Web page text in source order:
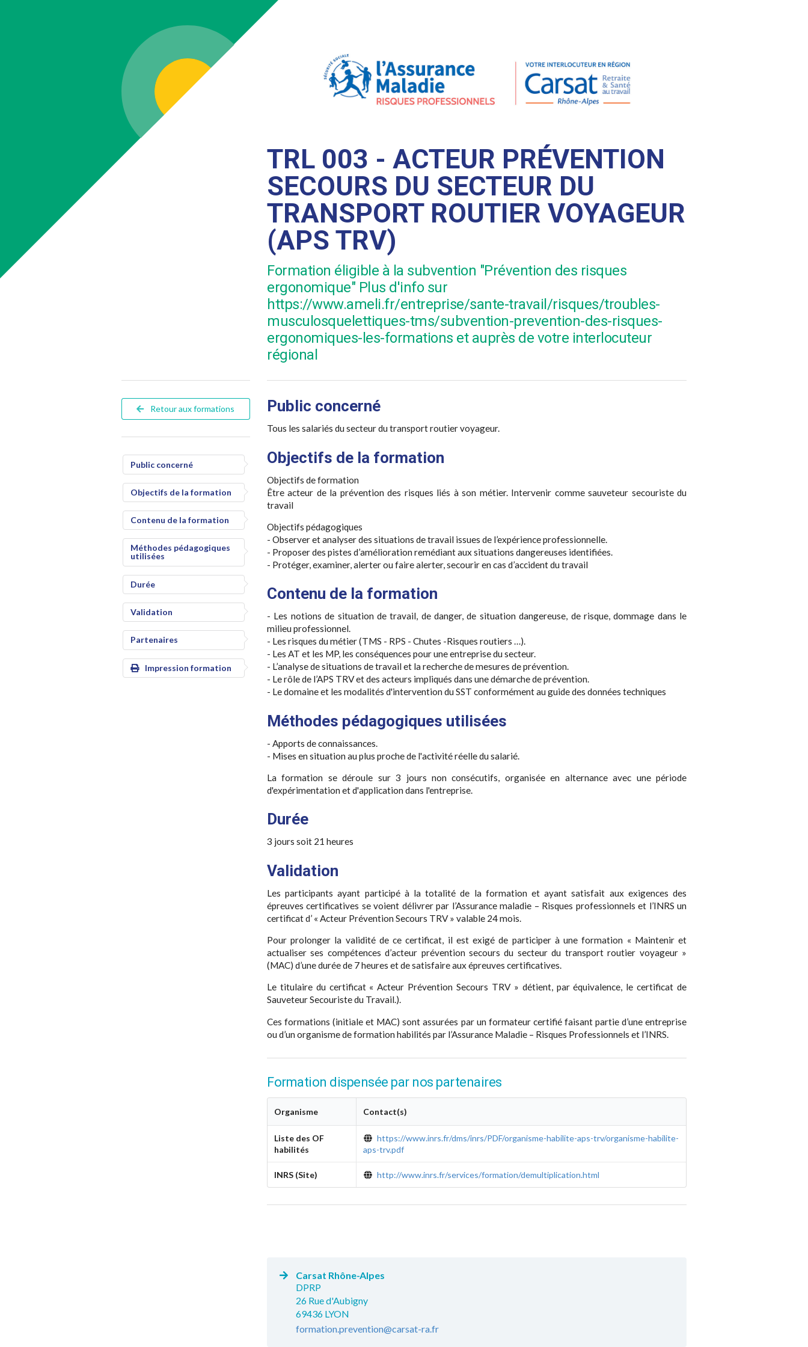
TRL 003 - ACTEUR PRÉVENTION
SECOURS DU SECTEUR DU
TRANSPORT ROUTIER VOYAGEUR
(APS TRV)
Formation éligible à la subvention "Prévention des risques
ergonomique" Plus d'info sur
https://www.ameli.fr/entreprise/sante-travail/risques/troubles-
musculosquelettiques-tms/subvention-prevention-des-risques-
ergonomiques-les-formations et auprès de votre interlocuteur
régional
Retour aux formations
Public concerné
Objectifs de la formation
Contenu de la formation
Méthodes pédagogiques
utilisées
Durée
Validation
Partenaires
Impression formation
Public concerné
Tous les salariés du secteur du transport routier voyageur.
Objectifs de la formation
Objectifs de formation
Être acteur de la prévention des risques liés à son métier. Intervenir comme sauveteur secouriste du
travail
Objectifs pédagogiques
- Observer et analyser des situations de travail issues de l’expérience professionnelle.
- Proposer des pistes d’amélioration remédiant aux situations dangereuses identifiées.
- Protéger, examiner, alerter ou faire alerter, secourir en cas d’accident du travail
Contenu de la formation
- Les notions de situation de travail, de danger, de situation dangereuse, de risque, dommage dans le
milieu professionnel.
- Les risques du métier (TMS - RPS - Chutes -Risques routiers …).
- Les AT et les MP, les conséquences pour une entreprise du secteur.
- L’analyse de situations de travail et la recherche de mesures de prévention.
- Le rôle de l’APS TRV et des acteurs impliqués dans une démarche de prévention.
- Le domaine et les modalités d'intervention du SST conformément au guide des données techniques
Méthodes pédagogiques utilisées
- Apports de connaissances.
- Mises en situation au plus proche de l'activité réelle du salarié.
La formation se déroule sur 3 jours non consécutifs, organisée en alternance avec une période
d'expérimentation et d'application dans l'entreprise.
Durée
3 jours soit 21 heures
Validation
Les participants ayant participé à la totalité de la formation et ayant satisfait aux exigences des
épreuves certificatives se voient délivrer par l’Assurance maladie – Risques professionnels et l’INRS un
certificat d’ « Acteur Prévention Secours TRV » valable 24 mois.
Pour prolonger la validité de ce certificat, il est exigé de participer à une formation « Maintenir et
actualiser ses compétences d’acteur prévention secours du secteur du transport routier voyageur »
(MAC) d’une durée de 7 heures et de satisfaire aux épreuves certificatives.
Le titulaire du certificat « Acteur Prévention Secours TRV » détient, par équivalence, le certificat de
Sauveteur Secouriste du Travail.).
Ces formations (initiale et MAC) sont assurées par un formateur certifié faisant partie d’une entreprise
ou d’un organisme de formation habilités par l’Assurance Maladie – Risques Professionnels et l’INRS.
Formation dispensée par nos partenaires
Organisme Contact(s)
Liste des OF
habilités
https://www.inrs.fr/dms/inrs/PDF/organisme-habilite-aps-trv/organisme-habilite-
aps-trv.pdf
INRS (Site) http://www.inrs.fr/services/formation/demultiplication.html
Carsat Rhône-Alpes
DPRP
26 Rue d'Aubigny
69436 LYON
formation.prevention@carsat-ra.fr